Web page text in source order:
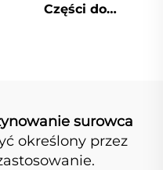
Części do
surowca
określony przez